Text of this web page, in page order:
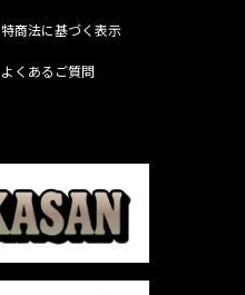
特商法に基づく表示
よくあるご質問